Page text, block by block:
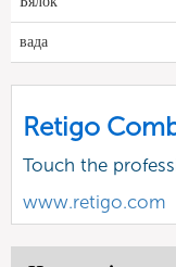
вада
Retigo
Touch the
www.retigo.com